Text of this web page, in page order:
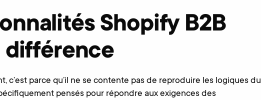
Shopify B2B
différence
c’est parce qu’il ne se contente pas de reproduire les logiques du
pensés pour répondre aux exigences des